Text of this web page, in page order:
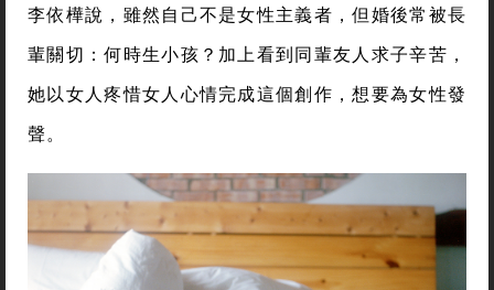
李依樺說，雖然自己不是女性主義者，但婚後常被長
輩關切：何時生小孩？加上看到同輩友人求子辛苦，
她以女人疼惜女人心情完成這個創作，想要為女性發
聲。